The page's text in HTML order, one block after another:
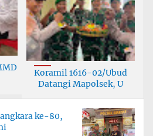
Koramil 1616-02/Ubud
Datangi Mapolsek, U
ke-80,